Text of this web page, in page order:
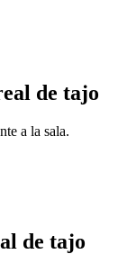
de tajo
a la sala.
de tajo